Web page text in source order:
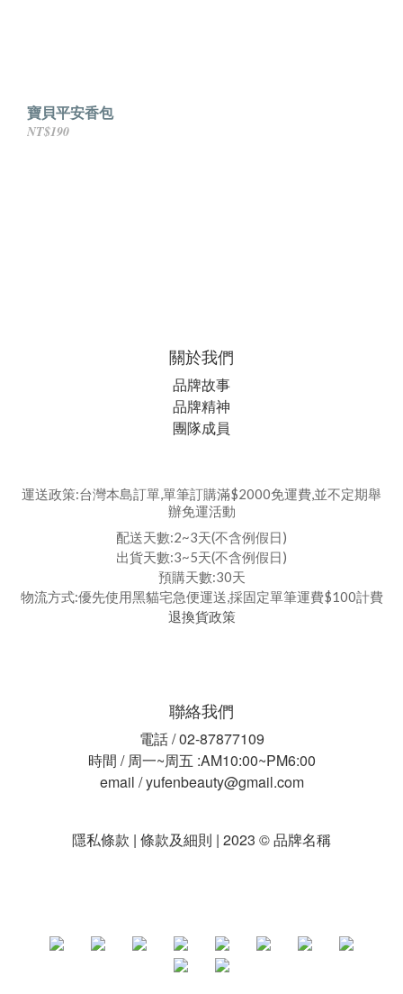
寶貝平安香包
NT$190
關於我們
品牌故事
品牌精神
團隊成員
運送政策:台灣本島訂單,單筆訂購滿$2000免運費,並不定期舉
辦免運活動
配送天數:2~3天(不含例假日)
出貨天數:3~5天(不含例假日)
預購天數:30天
物流方式:優先使用黑貓宅急便運送,採固定單筆運費$100計費
退換貨政策
聯絡我們
電話 / 02-87877109
時間 / 周一~周五 :AM10:00~PM6:00
email / yufenbeauty@gmail.com
隱私條款 | 條款及細則 | 2023 © 品牌名稱